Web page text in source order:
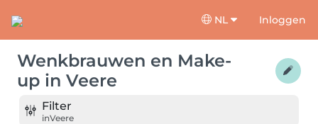
NL Inloggen
Wenkbrauwen en Make-
up in Veere
Filter
inVeere